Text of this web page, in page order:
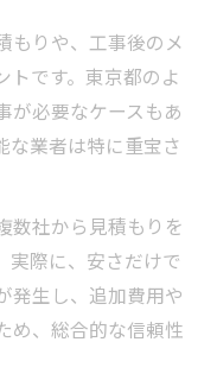
工事業者特徴
の探し方
えるべきポイン
もりや、工事後のメ
トです。東京都のよ
が必要なケースもあ
な業者は特に重宝さ
数社から見積もりを
実際に、安さだけで
発生し、追加費用や
め、総合的な信頼性